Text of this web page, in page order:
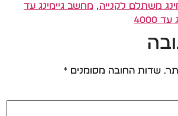
משתלם לקנייה, מחשב גיימינג עד
4000
שדות החובה מסומנים *